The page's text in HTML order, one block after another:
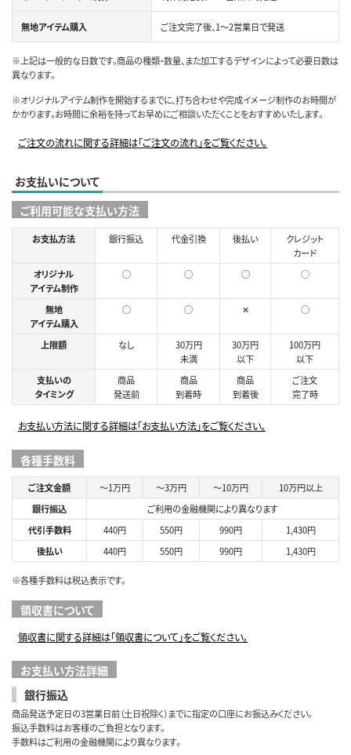
無地アイテム購入 ご注文完了後、1～2営業日で発送
※上記は一般的な日数です。商品の種類・数量、また加工するデザインによって必要日数は
異なります。
※オリジナルアイテム制作を開始するまでに、打ち合わせや完成イメージ制作のお時間が
かかります。お時間に余裕を持ってお早めにご相談いただくことをおすすめいたします。
ご注文の流れに関する詳細は「ご注文の流れ」をご覧ください。
お支払いについて
ご利用可能な支払い方法
お支払方法 銀行振込 代金引換 後払い
クレジット
カード
オリジナル
アイテム制作
○ ○ ○ ◯
無地
アイテム購入
○ ○ ✕ ○
上限額 なし
30万円
未満
30万円
以下
100万円
以下
支払いの
タイミング
商品
発送前
商品
到着時
商品
到着後
ご注文
完了時
お支払い方法に関する詳細は「お支払い方法」をご覧ください。
各種手数料
ご注文金額 ～1万円 ～3万円 ～10万円
10万円以上
銀行振込
ご利用の金融機関により異なります
代引手数料
440円 550円 990円
1,430円
後払い
440円 550円 990円 1,430円
※各種手数料は税込表示です。
領収書について
領収書に関する詳細は「領収書について」をご覧ください。
お支払い方法詳細
銀行振込
商品発送予定日の3営業日前（土日祝除く）までに指定の口座にお振込みください。
振込手数料はお客様のご負担となります。
手数料はご利用の金融機関により異なります。